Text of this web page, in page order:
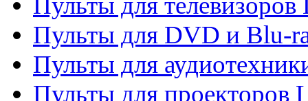
Пульты для DVD и Blu-
Пульты для
Пульты для проекторов